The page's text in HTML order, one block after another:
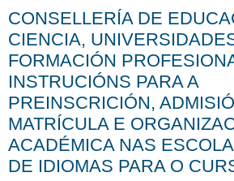
CONSELLERÍA DE
CIENCIA,
FORMACIÓN
INSTRUCIÓNS PARA A
PREINSCRICIÓN,
MATRÍCULA E
ACADÉMICA NAS
DE IDIOMAS PARA O